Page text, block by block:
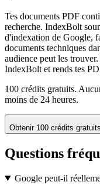
Tes documents PDF
recherche. IndexBolt
d'indexation de Google,
documents techniques
audience peut les
IndexBolt et rends tes
100 crédits gratuits.
moins de 24 heures.
Obtenir 100 crédits gratuits
Questions
Google peut-il